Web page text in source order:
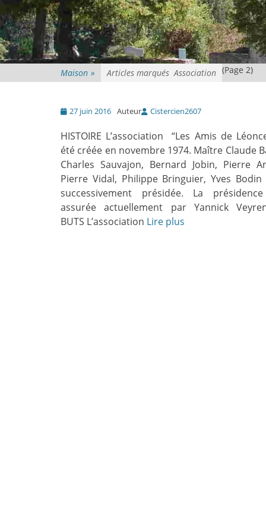
Maison » Articles marquésAssociation (Page 2)
Posté27 juin 2016 Auteur Cistercien2607
HISTOIRE L’association “Les Amis de
été créée en novembre 1974. Maître Claude
Charles Sauvajon, Bernard Jobin, Pierre
Pierre Vidal, Philippe Bringuier, Yves Bodin
successivement présidée. La
assurée actuellement par Yannick
BUTS L’association Lire plus